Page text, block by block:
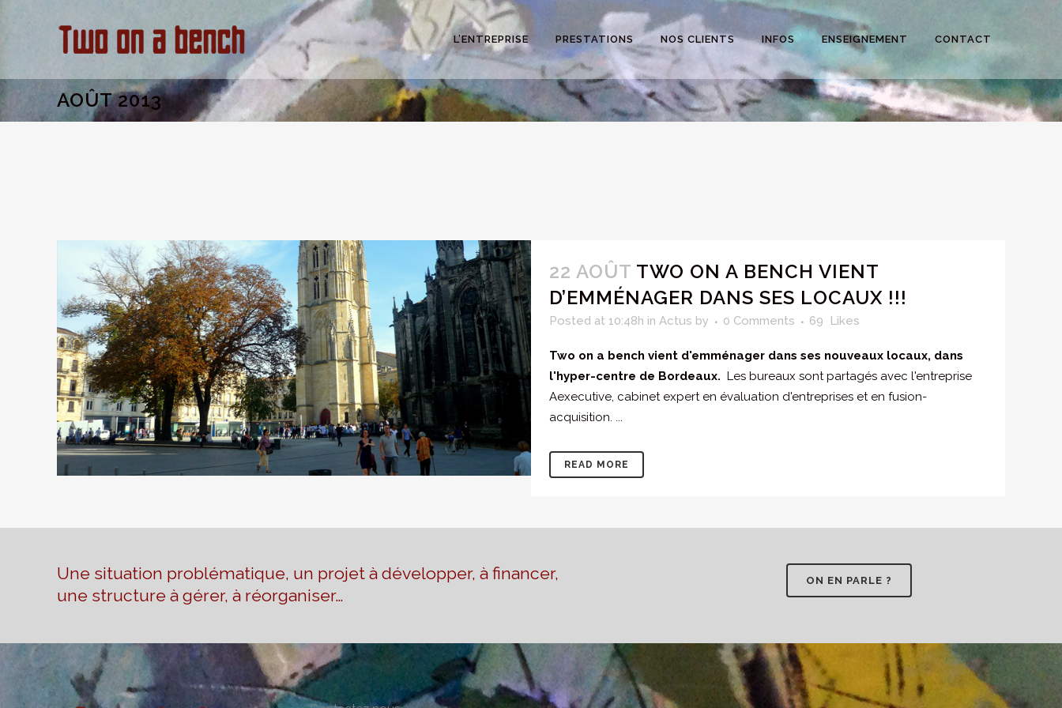
L’ENTREPRISE PRESTATIONS NOS CLIENTS INFOS ENSEIGNEMENT CONTACT
AOÛT 2013
22 AOÛT TWO ON A BENCH VIENT
D’EMMÉNAGER DANS SES LOCAUX !!!
Posted at 10:48h in Actus by 0 Comments 69 Likes
Two on a bench vient d'emménager dans ses nouveaux locaux, dans
l'hyper-centre de Bordeaux. Les bureaux sont partagés avec l'entreprise
Aexecutive, cabinet expert en évaluation d'entreprises et en fusion-
acquisition. ...
READ MORE
Une situation problématique, un projet à développer, à financer,
une structure à gérer, à réorganiser…
ON EN PARLE ?